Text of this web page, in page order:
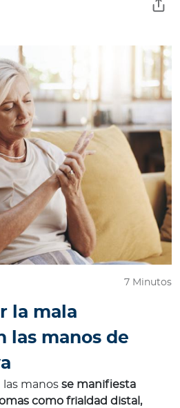
7 Minutos
la mala
las manos de
las manos se manifiesta
como frialdad distal,